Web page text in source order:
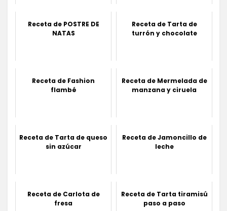
Receta de POSTRE DE
NATAS
Receta de Tarta de
turrón y chocolate
Receta de Fashion
flambé
Receta de Mermelada de
manzana y ciruela
Receta de Tarta de queso
sin azúcar
Receta de Jamoncillo de
leche
Receta de Carlota de
fresa
Receta de Tarta tiramisú
paso a paso